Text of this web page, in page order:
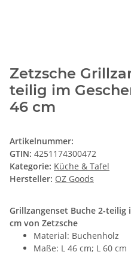
Zetzsche
teilig im
46 cm
Artikelnummer:
GTIN: 4251174300472
Kategorie: Küche & Tafel
Hersteller: OZ Goods
Grillzangenset Buche 2-teilig
cm von Zetzsche
Material: Buchenholz
Maße: L 46 cm; L 60 cm